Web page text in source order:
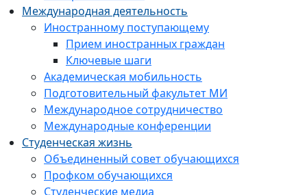
Международная деятельность
Иностранному поступающему
Прием иностранных граждан
Ключевые шаги
Академическая мобильность
Подготовительный факультет МИ
Международное сотрудничество
Международные конференции
Студенческая жизнь
Объединенный совет обучающихся
Профком обучающихся
Студенческие медиа